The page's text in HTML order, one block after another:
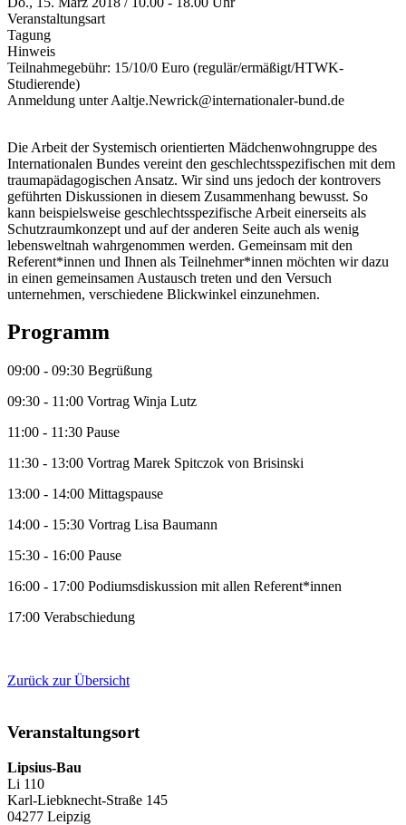
Veranstaltungsart
Tagung
Hinweis
Teilnahmegebühr: 15/10/0 Euro (regulär/ermäßigt/HTWK-
Studierende)
Anmeldung unter Aaltje.Newrick@internationaler-bund.de
Die Arbeit der Systemisch orientierten Mädchenwohngruppe des
Internationalen Bundes vereint den geschlechtsspezifischen mit dem
traumapädagogischen Ansatz. Wir sind uns jedoch der kontrovers
geführten Diskussionen in diesem Zusammenhang bewusst. So
kann beispielsweise geschlechtsspezifische Arbeit einerseits als
Schutzraumkonzept und auf der anderen Seite auch als wenig
lebensweltnah wahrgenommen werden. Gemeinsam mit den
Referent*innen und Ihnen als Teilnehmer*innen möchten wir dazu
in einen gemeinsamen Austausch treten und den Versuch
unternehmen, verschiedene Blickwinkel einzunehmen.
Programm
09:00 - 09:30 Begrüßung
09:30 - 11:00 Vortrag Winja Lutz
11:00 - 11:30 Pause
11:30 - 13:00 Vortrag Marek Spitczok von Brisinski
13:00 - 14:00 Mittagspause
14:00 - 15:30 Vortrag Lisa Baumann
15:30 - 16:00 Pause
16:00 - 17:00 Podiumsdiskussion mit allen Referent*innen
17:00 Verabschiedung
Zurück zur Übersicht
Veranstaltungsort
Lipsius-Bau
Li 110
Karl-Liebknecht-Straße 145
04277 Leipzig